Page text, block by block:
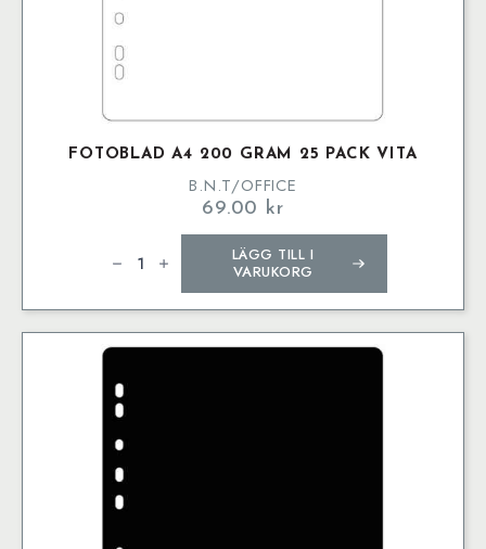
FOTOBLAD A4 200 GRAM 25 PACK VITA
B.N.T/OFFICE
69.00 kr
200
Pack
Vita
mängd
LÄGG TILL I
VARUKORG